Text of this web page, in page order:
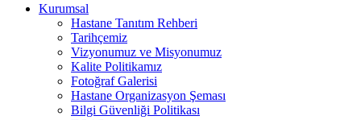
Kurumsal
Hastane Tanıtım Rehberi
Tarihçemiz
Vizyonumuz ve Misyonumuz
Kalite Politikamız
Fotoğraf Galerisi
Hastane Organizasyon Şeması
Bilgi Güvenliği Politikası